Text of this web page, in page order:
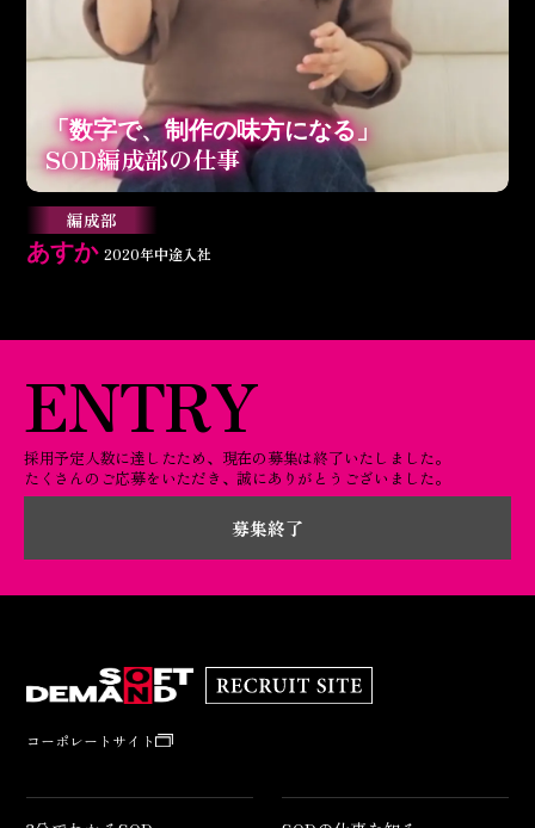
「数字で、制作の味方になる」
SOD編成部の仕事
編成部
あすか2020年中途入社
ENTRY
採用予定人数に達したため、現在の募集は終了いたしました。
たくさんのご応募をいただき、誠にありがとうございました。
募集終了
コーポレートサイト